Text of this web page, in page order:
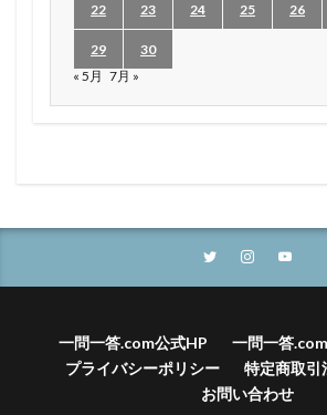
22 23 24 25 26
29
30
« 5月 7月 »
一問一答.com公式HP
一問一答
プライバシーポリシー
特定商取引
お問い合わせ